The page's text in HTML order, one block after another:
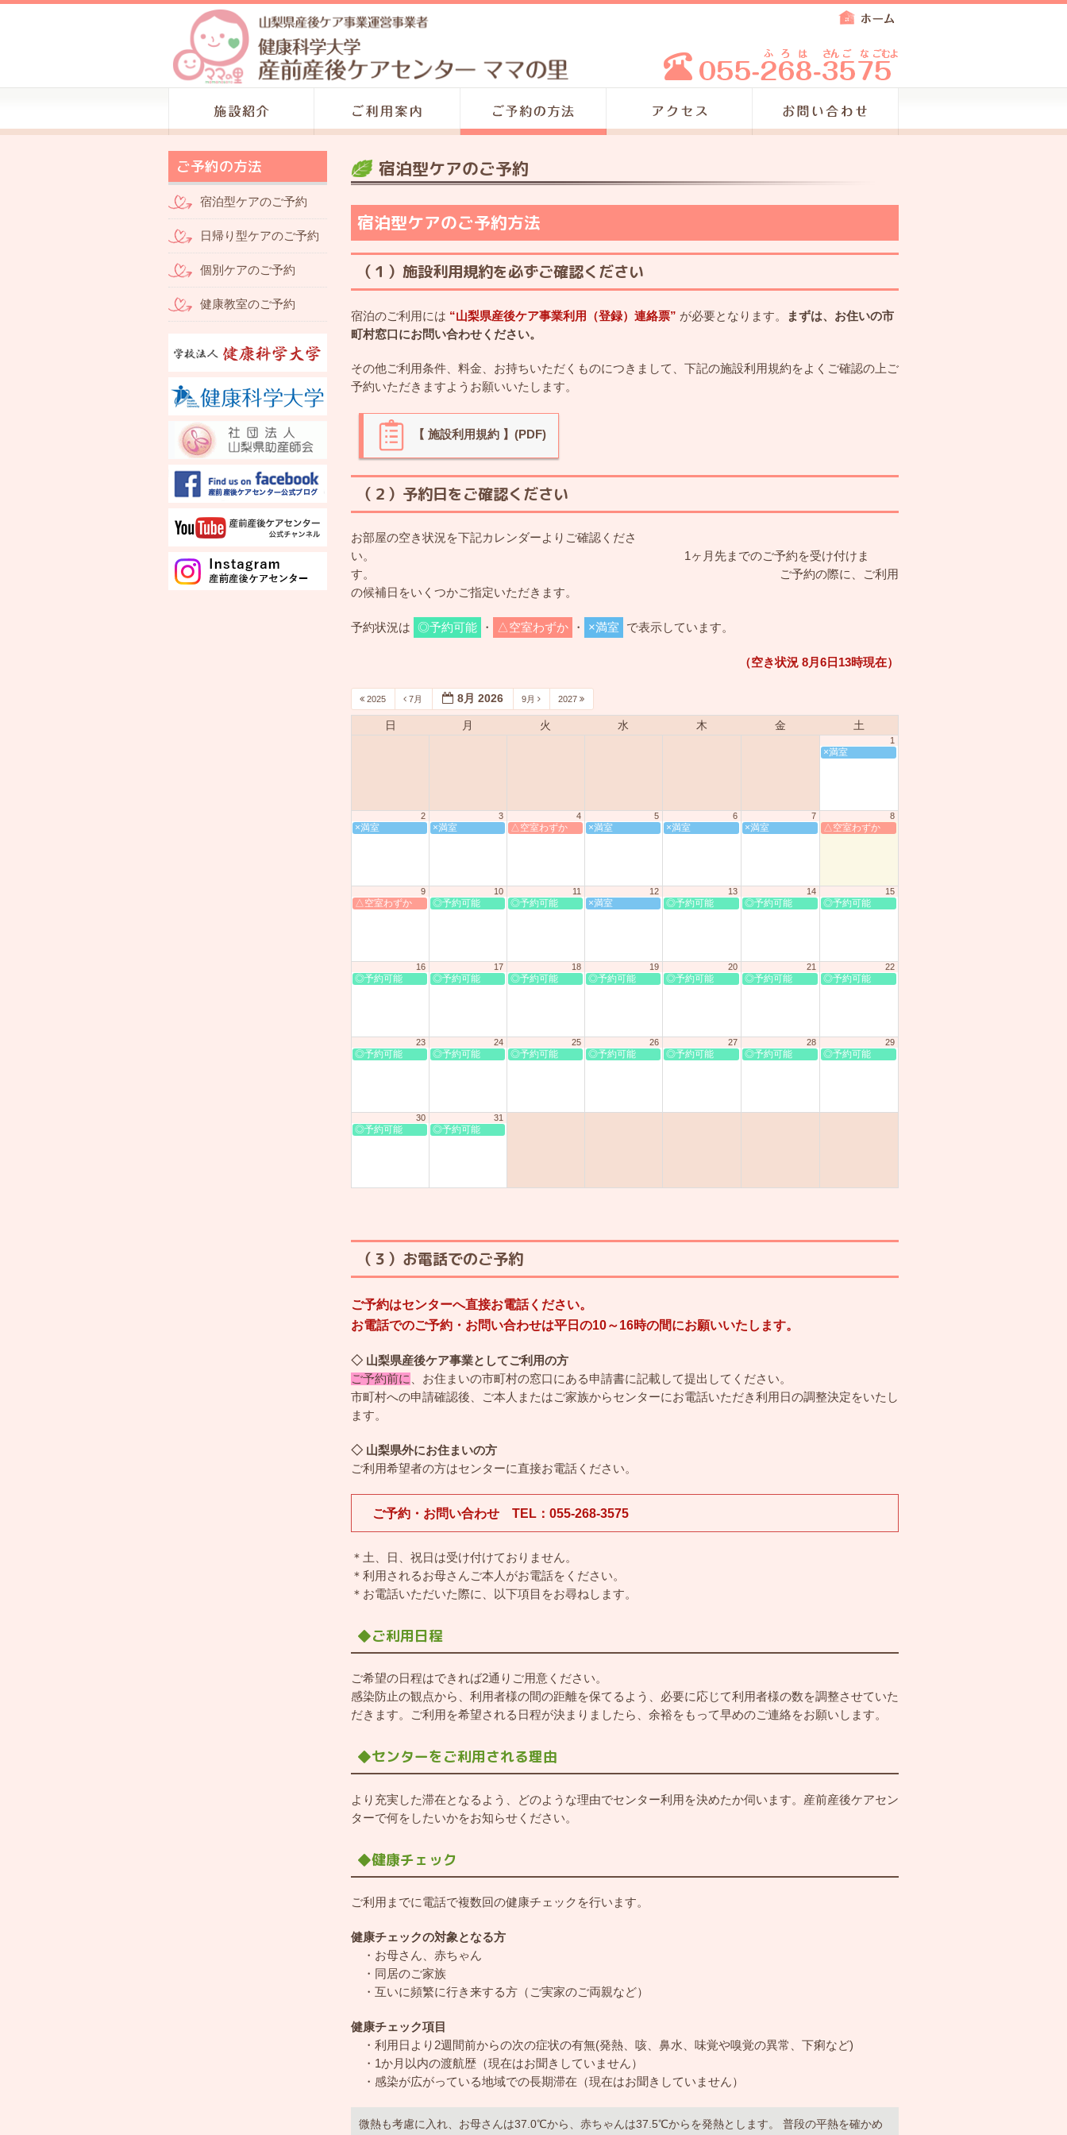
宿泊型ケアのご予約
宿泊型ケアのご予約方法
（１）施設利用規約を必ずご確認ください
宿泊のご利用には “山梨県産後ケア事業利用（登録）連絡票” が必要となります。
まずは、お住いの市
町村窓口にお問い合わせください。
その他ご利用条件、料金、お持ちいただくものにつきまして、下記の施設利用規約をよくご確認の上ご
予約いただきますようお願いいたします。
【 施設利用規約 】(PDF)
（２）予約日をご確認ください
お部屋の空き状況を下記カレンダーよりご確認くださ
い。 1ヶ月先までのご予約を受け付けま
す。 ご予約の際に、ご利用
の候補日をいくつかご指定いただきます。
予約状況は ◎予約可能 ・ △空室わずか ・ ×満室 で表示しています。
（空き状況 8月6 日13時現在）
2025 7月 8月 2026 9月 2027
日 月 火 水 木 金 土
1
×満室
2
×満室
3
×満室
4
△空室わずか
5
×満室
6
×満室
7
×満室
8
△空室わずか
9
△空室わずか
10
◎予約可能
11
◎予約可能
12
×満室
13
◎予約可能
14
◎予約可能
15
◎予約可能
16
◎予約可能
17
◎予約可能
18
◎予約可能
19
◎予約可能
20
◎予約可能
21
◎予約可能
22
◎予約可能
23
◎予約可能
24
◎予約可能
25
◎予約可能
26
◎予約可能
27
◎予約可能
28
◎予約可能
29
◎予約可能
30
◎予約可能
31
◎予約可能
（３）お電話でのご予約
ご予約はセンターへ直接お電話ください。
お電話でのご予約・お問い合わせは平日の10～16時の間にお願いいたします。
◇ 山梨県産後ケア事業としてご利用の方
ご予約前に
、お住まいの市町村の窓口にある申請書に記載して提出してください。
市町村への申請確認後、ご本人またはご家族からセンターにお電話いただき利用日の調整決定をいたし
ます。
◇ 山梨県外にお住まいの方
ご利用希望者の方はセンターに直接お電話ください。
ご予約・お問い合わせ TEL：055-268-3575
＊土、日、祝日は受け付けておりません。
＊利用されるお母さんご本人がお電話をください。
＊お電話いただいた際に、以下項目をお尋ねします。
◆ご利用日程
ご希望の日程はできれば2通りご用意ください。
感染防止の観点から、利用者様の間の距離を保てるよう、必要に応じて利用者様の数を調整させていた
だきます。ご利用を希望される日程が決まりましたら、余裕をもって早めのご連絡をお願いします。
◆センターをご利用される理由
より充実した滞在となるよう、どのような理由でセンター利用を決めたか伺います。産前産後ケアセン
ターで何をしたいかをお知らせください。
◆健康チェック
ご利用までに電話で複数回の健康チェックを行います。
健康チェックの対象となる方
・お母さん、赤ちゃん
・同居のご家族
・互いに頻繁に行き来する方（ご実家のご両親など）
健康チェック項目
・利用日より2週間前からの次の症状の有無(発熱、咳、鼻水、味覚や嗅覚の異常、下痢など)
・1か月以内の渡航歴（現在はお聞きしていません）
・感染が広がっている地域での長期滞在（現在はお聞きしていません）
微熱も考慮に入れ、お母さんは37.0℃から、赤ちゃんは37.5℃からを発熱とします。 普段の平熱を確かめ
ご予約の方法
宿泊型ケアのご予約
日帰り型ケアのご予約
個別ケアのご予約
健康教室のご予約